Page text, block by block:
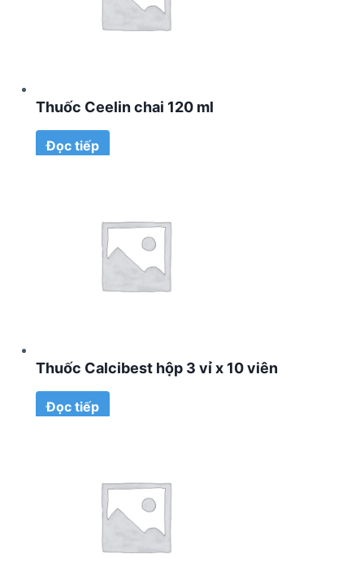
Thuốc Ceelin chai 120 ml
Đọc tiếp
Thuốc Calcibest hộp 3 vỉ x 10 viên
Đọc tiếp